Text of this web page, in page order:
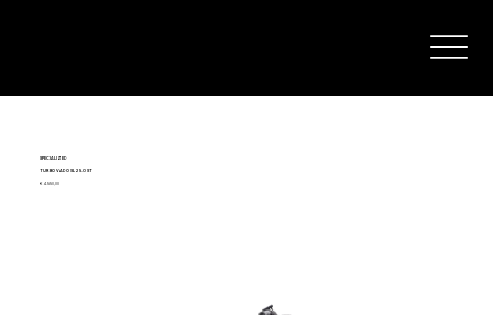
SPECIALIZED
€ 4.550,00
TURBO VADO SL 2 5.0 ST